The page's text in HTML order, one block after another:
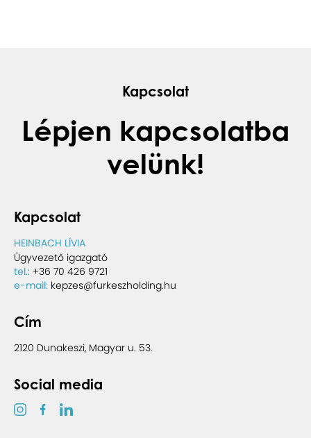
Kapcsolat
Lépjen kapcsolatba
velünk!
Kapcsolat
HEINBACH LÍVIA
Ügyvezető igazgató
tel.: +36 70 426 9721
e-mail: kepzes@furkeszholding.hu
Cím
2120 Dunakeszi, Magyar u. 53.
Social media